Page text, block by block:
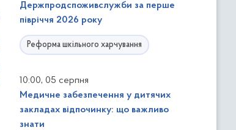
Держпродспоживслужби за перше
півріччя 2026 року
Реформа шкільного харчування
10:00, 05 серпня
Медичне забезпечення у дитячих
закладах відпочинку: що важливо
знати